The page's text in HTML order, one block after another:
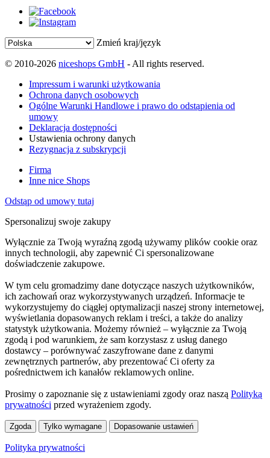
Zmień kraj/język
© 2010-2026 niceshops GmbH - All rights reserved.
Impressum i warunki użytkowania
Ochrona danych osobowych
Ogólne Warunki Handlowe i prawo do odstąpienia od
umowy
Deklaracja dostępności
Ustawienia ochrony danych
Rezygnacja z subskrypcji
Firma
Inne nice Shops
Odstąp od umowy tutaj
Spersonalizuj swoje zakupy
Wyłącznie za Twoją wyraźną zgodą używamy plików cookie oraz
innych technologii, aby zapewnić Ci spersonalizowane
doświadczenie zakupowe.
W tym celu gromadzimy dane dotyczące naszych użytkowników,
ich zachowań oraz wykorzystywanych urządzeń. Informacje te
wykorzystujemy do ciągłej optymalizacji naszej strony internetowej,
wyświetlania dopasowanych reklam i treści, a także do analizy
statystyk użytkowania. Możemy również – wyłącznie za Twoją
zgodą i pod warunkiem, że sam korzystasz z usług danego
dostawcy – porównywać zaszyfrowane dane z danymi
zewnętrznych partnerów, aby prezentować Ci oferty za
pośrednictwem ich kanałów reklamowych online.
Prosimy o zapoznanie się z ustawieniami zgody oraz naszą Polityką
prywatności przed wyrażeniem zgody.
Zgoda Tylko wymagane Dopasowanie ustawień
Polityka prywatności